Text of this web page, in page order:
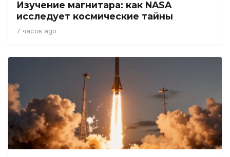
Изучение магнитара: как NASA
исследует космические тайны
7 часов ago